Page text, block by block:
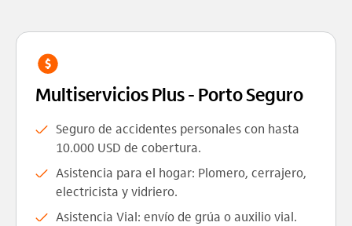
Multiservicios Plus - Porto Seguro
Seguro de accidentes personales con hasta
10.000 USD de cobertura.
Asistencia para el hogar: Plomero, cerrajero,
electricista y vidriero.
Asistencia Vial: envío de grúa o auxilio vial.